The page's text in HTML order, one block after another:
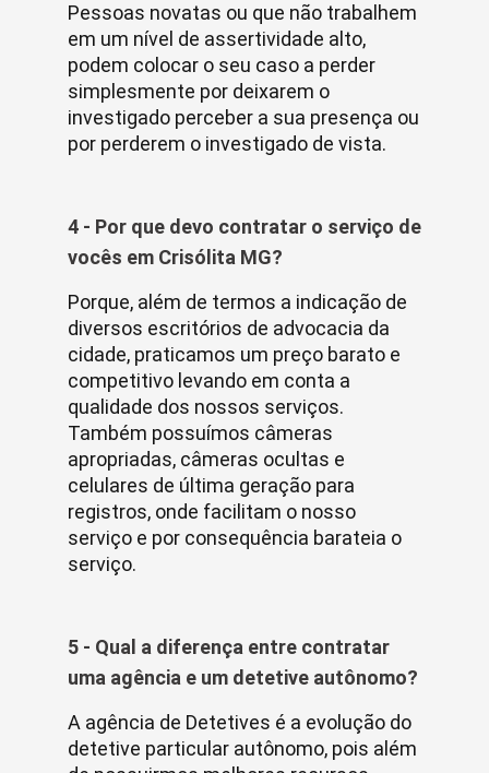
Pessoas novatas ou que não trabalhem
em um nível de assertividade alto,
podem colocar o seu caso a perder
simplesmente por deixarem o
investigado perceber a sua presença ou
por perderem o investigado de vista.
4 - Por que devo contratar o serviço de
vocês em Crisólita MG?
Porque, além de termos a indicação de
diversos escritórios de advocacia da
cidade, praticamos um preço barato e
competitivo levando em conta a
qualidade dos nossos serviços.
Também possuímos câmeras
apropriadas, câmeras ocultas e
celulares de última geração para
registros, onde facilitam o nosso
serviço e por consequência barateia o
serviço.
5 - Qual a diferença entre contratar
uma agência e um detetive autônomo?
A agência de Detetives é a evolução do
detetive particular autônomo, pois além